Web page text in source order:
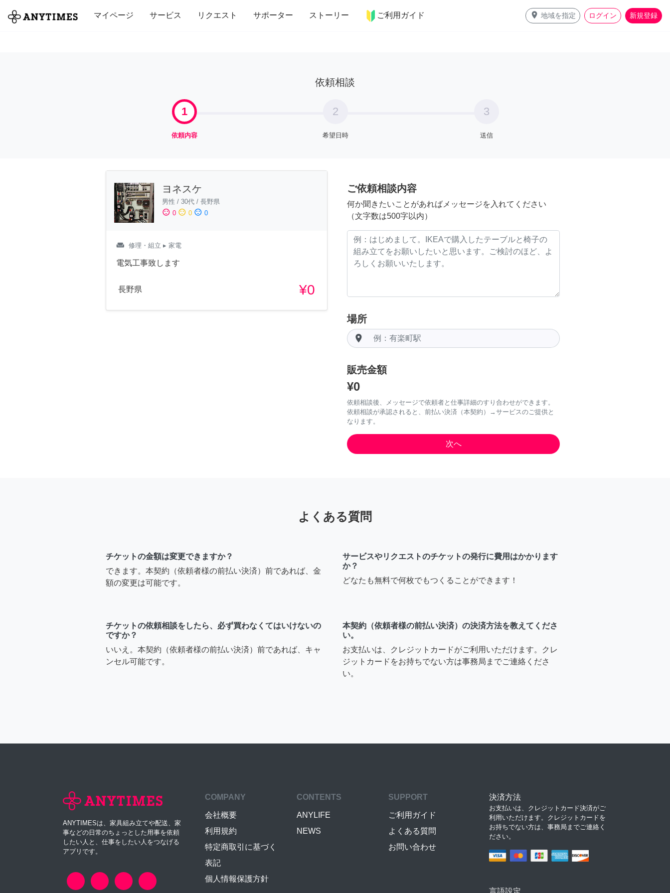
マイページ サービス リクエスト サポーター ストーリー ご利用ガイド place 地域を指定 ログイン 新規登録
全て 修理・組立 家事 引っ越し インテリア 趣味・習い事 ペット 料理
依頼相談
1
依頼内容
2
希望日時
3
送信
ヨネスケ
男性 / 30代 / 長野県
sentiment_satisfied 0 sentiment_neutral 0 sentiment_dissatisfied 0
weekend 修理・組立 ▸ 家電
電気工事致します
長野県 ¥0
ご依頼相談内容
何か聞きたいことがあればメッセージを入れてください
（文字数は500字以内）
場所
room
販売金額
¥0
依頼相談後、メッセージで依頼者と仕事詳細のすり合わせができます。
依頼相談が承認されると、前払い決済（本契約）→サービスのご提供と
なります。
よくある質問
チケットの金額は変更できますか？
できます。本契約（依頼者様の前払い決済）前であれば、金
額の変更は可能です。
サービスやリクエストのチケットの発行に費用はかかります
か？
どなたも無料で何枚でもつくることができます！
チケットの依頼相談をしたら、必ず買わなくてはいけないの
ですか？
いいえ。本契約（依頼者様の前払い決済）前であれば、キャ
ンセル可能です。
本契約（依頼者様の前払い決済）の決済方法を教えてくださ
い。
お支払いは、クレジットカードがご利用いただけます。クレ
ジットカードをお持ちでない方は事務局までご連絡くださ
い。
ANYTIMESは、家具組み立てや配送、家
事などの日常のちょっとした用事を依頼
したい人と、仕事をしたい人をつなげる
アプリです。
COMPANY
会社概要
利用規約
特定商取引に基づく
表記
個人情報保護方針
CONTENTS
ANYLIFE
NEWS
SUPPORT
ご利用ガイド
よくある質問
お問い合わせ
決済方法
お支払いは、クレジットカード決済がご
利用いただけます。クレジットカードを
お持ちでない方は、事務局までご連絡く
ださい。
言語設定